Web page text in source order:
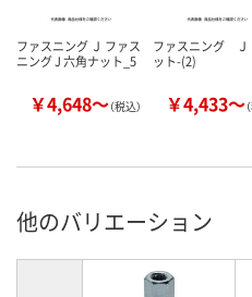
ファスニング Ｊ ファス
ニング J 六角ナット_5
￥4,648～（税込）
ファスニング
ット-(2)
￥4,433～
他のバリエーション